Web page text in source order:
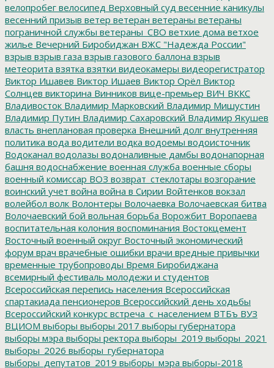
велопробег велосипед Верховный суд весенние каникулы
весенний призыв ветер ветеран ветераны ветераны
пограничной службы ветераны_СВО ветхие дома ветхое
жилье Вечерний Биробиджан ВЖС "Надежда России"
взрыв взрыв газа взрыв газового баллона взрыв
метеорита взятка взятки видеокамеры видеорегистратор
Виктор Ишавев Виктор Ишаев Виктор Орёл Виктор
Солнцев викторина Винников вице-премьер ВИЧ ВККС
Владивосток Владимир Марковский Владимир Мишустин
Владимир Путин Владимир Сахаровский Владимир Якушев
власть внеплановая проверка Внешний долг внутренняя
политика вода водители водка водоемы водоисточник
Водоканал водолазы водоналивные дамбы водонапорная
башня водоснабжение военная служба военные сборы
военный комиссар ВОЗ возврат_стеклотары возгорание
воинский учет война война в Сирии Войтенков вокзал
волейбол волк Волонтеры Волочаевка Волочаевская битва
Волочаевский бой вольная борьба Ворожбит Воропаева
воспитательная колония воспоминания Востокцемент
Восточный военный округ Восточный экономический
форум врач врачебные ошибки врачи вредные привычки
временные трубопроводы Время Биробиджана
всемирный фестиваль молодежи и студентов
Всероссийская перепись населения Всероссийская
спартакиада пенсионеров Всероссийский день ходьбы
Всероссийский конкурс встреча_с_населением ВТБъ ВУЗ
ВЦИОМ выборы выборы 2017 выборы губернатора
выборы мэра выборы ректора выборы_2019 выборы_2021
выборы_2026 выборы_губернатора
выборы_депутатов_2019 выборы_мэра выборы-2018